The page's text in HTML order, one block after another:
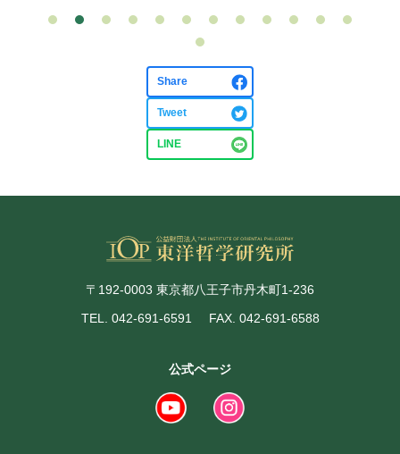
Share
Tweet
LINE
〒192-0003 東京都八王子市丹木町1-236
TEL. 042-691-6591
FAX. 042-691-6588
公式ページ